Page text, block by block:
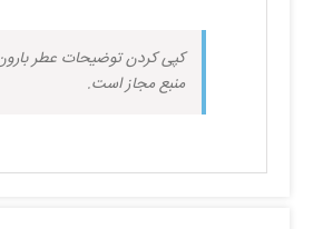
کپی کردن توضیحات عطر
منبع مجاز است.